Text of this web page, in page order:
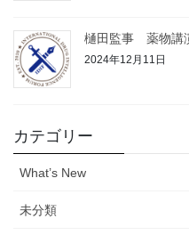
樋田監事 薬物講
2024年12月11日
カテゴリー
What’s New
未分類